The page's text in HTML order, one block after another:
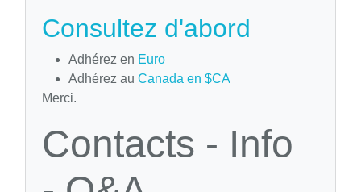
Consultez d'abord
Adhérez en Euro
Adhérez au Canada en $CA
Merci.
Contacts - Info